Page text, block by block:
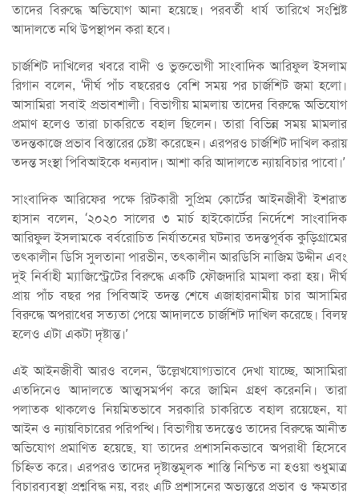
তা‌দের বিরু‌দ্ধে অ‌ভি‌যোগ আনা হ‌য়ে‌ছে। পরবর্তী ধার্য তা‌রি‌খে সং‌শ্লিষ্ট
আদাল‌তে নথি উপস্থাপন করা হ‌বে।
চার্জশিট দা‌খি‌লের খব‌রে বাদী ও ভুক্ত‌ভোগী সাংবা‌দিক আ‌রিফুল ইসলাম
রিগান ব‌লেন, ‘দীর্ঘ পাঁচ বছ‌রেরও বে‌শি সময় পর চার্জশিট জমা হ‌লো।
আসা‌মিরা সবাই প্রভাবশালী। বিভাগীয় মামলায় তা‌দের বিরু‌দ্ধে অ‌ভি‌যোগ
প্রমাণ হ‌লেও তারা চাক‌রি‌তে বহাল ছি‌লেন। তারা‌ বি‌ভিন্ন সময় মামলার
তদন্তকা‌জে প্রভাব বিস্তারের চেষ্টা ক‌রে‌ছেন। এরপরও চার্জশিট দা‌খিল করায়
তদন্ত সংস্থা‌ পি‌বিআই‌কে ধন্যবাদ। আশা ক‌রি আদাল‌তে ন্যায়বিচার পা‌বো।’
সাংবাদিক আরিফের প‌ক্ষে রিটকারী সুপ্রিম কোর্টের আইনজীবী ইশরাত
হাসান বলেন, ‘২০২০ সা‌লের ৩ মার্চ হাইকোর্টের নির্দেশে সাংবাদিক
আরিফুল ইসলামকে বর্বরোচিত নির্যাতনের ঘটনার তদন্তপূর্বক কুড়িগ্রামের
তৎকালীন ডিসি সুলতানা পারভীন, তৎকালীন আরডিসি নাজিম উদ্দীন এবং
দুই নির্বাহী ম্যাজিস্ট্রেটের বিরুদ্ধে একটি ফৌজদারি মামলা করা হয়। দীর্ঘ
প্রায় পাঁচ বছর পর পিবিআই তদন্ত শেষে এজাহারনামীয় চার আসামির
বিরুদ্ধে অপরাধের সত্যতা পেয়ে আদালতে চার্জশিট দাখিল করেছে। বিলম্ব
হ‌লেও এটা একটা দৃষ্টান্ত।’
এই আইনজীবী আরও ব‌লেন, ‘উল্লেখযোগ্যভাবে দেখা যাচ্ছে, আসামিরা
এতদিনেও আদালতে আত্মসমর্পণ করে জামিন গ্রহণ করেননি। তারা
পলাতক থাকলেও নিয়মিতভাবে সরকারি চাকরিতে বহাল রয়েছেন, যা
আইন ও ন্যায়বিচারের পরিপন্থি। বিভাগীয় তদন্তেও তাদের বিরুদ্ধে আনীত
অভিযোগ প্রমাণিত হয়েছে, যা তাদের প্রশাসনিকভাবে অপরাধী হিসেবে
চিহ্নিত করে। এরপরও তাদের দৃষ্টান্তমূলক শাস্তি নিশ্চিত না হওয়া শুধুমাত্র
বিচারব্যবস্থা প্রশ্নবিদ্ধ নয়, বরং এটি প্রশাসনের অভ্যন্তরে প্রভাব ও ক্ষমতার